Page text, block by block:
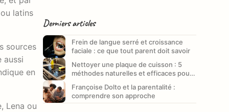
latins
sources
aussi
en
Lena ou
Derniers articles
Frein de langue serré et croissance
faciale : ce que tout parent doit savoir
Nettoyer une plaque de cuisson : 5
méthodes naturelles et efficaces pour
Françoise Dolto et la parentalité :
comprendre son approche